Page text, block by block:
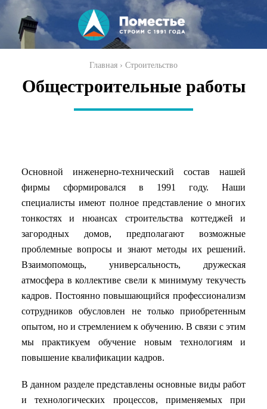
Перейти к
основному
содержанию
Главная › Строительство
Общестроительные работы
Основной инженерно-технический состав нашей
фирмы сформировался в 1991 году. Наши
специалисты имеют полное представление о многих
тонкостях и нюансах строительства коттеджей и
загородных домов, предполагают возможные
проблемные вопросы и знают методы их решений.
Взаимопомощь, универсальность, дружеская
атмосфера в коллективе свели к минимуму текучесть
кадров. Постоянно повышающийся профессионализм
сотрудников обусловлен не только приобретенным
опытом, но и стремлением к обучению. В связи с этим
мы практикуем обучение новым технологиям и
повышение квалификации кадров.
В данном разделе представлены основные виды работ
и технологических процессов, применяемых при